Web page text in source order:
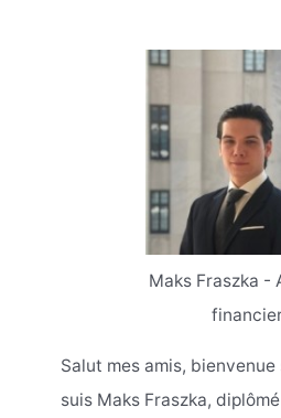
Maks Fraszka -
Salut mes amis,
suis Maks Fraszka,